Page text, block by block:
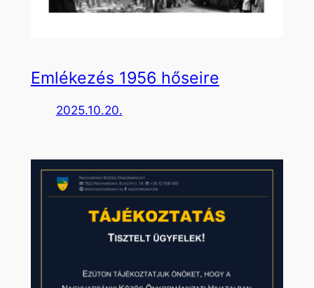
Emlékezés 1956 hőseire
2025.10.20.